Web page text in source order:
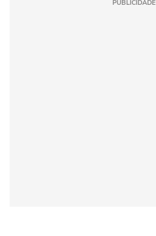
PUBLICIDADE